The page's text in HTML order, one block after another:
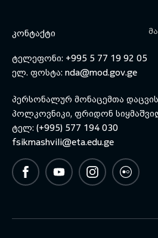
ᲙᲝᲜᲢᲐᲥᲢᲘ
ტელეფონი: +995 5 77 19 92 05
ელ. ფოსტა: nda@mod.gov.ge
პერსონალურ მონაცემთა
პოლკოვნიკი, ფრიდონ
ტელ: (+995) 577 194 030
fsikmashvili@eta.edu.ge